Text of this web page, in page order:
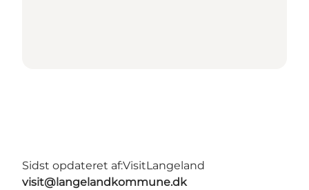
Sidst opdateret af:VisitLangeland
visit@langelandkommune.dk